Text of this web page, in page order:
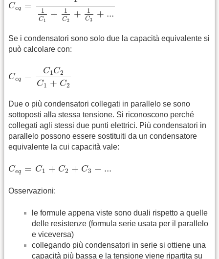
Ceq = 1
C1
+ 1
C2
+ 1
C3
+ ...
Se i condensatori sono solo due la capacità equivalente si
può calcolare con:
Ceq =
C1C2
C1 + C2
C 2C
Due o più condensatori collegati in parallelo se sono
sottoposti alla stessa tensione. Si riconoscono perché
collegati agli stessi due punti elettrici. Più condensatori in
parallelo possono essere sostituiti da un condensatore
equivalente la cui capacità vale:
Ceq = C1 + C2 + C3 + ...
Ce C1 C 2+ 3 +...
Osservazioni:
le formule appena viste sono duali rispetto a quelle
delle resistenze (formula serie usata per il parallelo
e viceversa)
collegando più condensatori in serie si ottiene una
capacità più bassa e la tensione viene ripartita su